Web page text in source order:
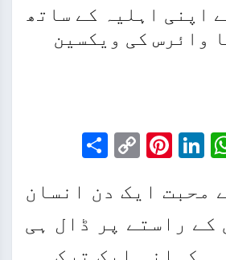
اپنی اہلیہ کے ساتھ
وائرس کی ویکسین
WhatsApp
LinkedIn
Pinterest
Copy
محبت ایک دن انسان
کے راستے پر ڈال ہی
کہانی ایک ترک